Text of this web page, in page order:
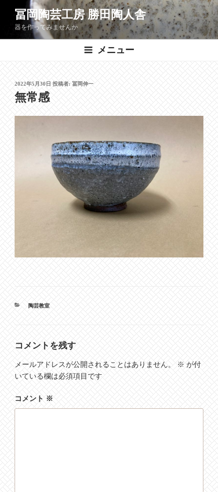
ン
へ
ス
キ
ッ
プ
冨岡陶芸工房 勝田陶人舎
器を作ってみませんか
メニュー
投
稿
日:
2022年5月30日投稿者:冨岡伸一
無常感
カ
テ
ゴ
リ
ー
陶芸教室
コメントを残す
メールアドレスが公開されることはありません。 ※が付
いている欄は必須項目です
コメント※